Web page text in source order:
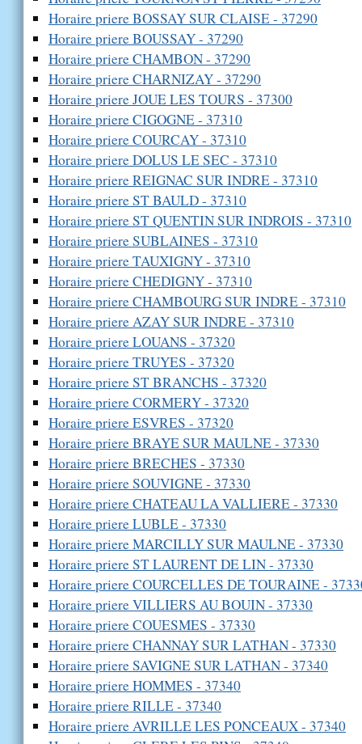
Horaire priere BOSSAY SUR CLAISE - 37290
Horaire priere BOUSSAY - 37290
Horaire priere CHAMBON - 37290
Horaire priere CHARNIZAY - 37290
Horaire priere JOUE LES TOURS - 37300
Horaire priere CIGOGNE - 37310
Horaire priere COURCAY - 37310
Horaire priere DOLUS LE SEC - 37310
Horaire priere REIGNAC SUR INDRE - 37310
Horaire priere ST BAULD - 37310
Horaire priere ST QUENTIN SUR INDROIS - 37310
Horaire priere SUBLAINES - 37310
Horaire priere TAUXIGNY - 37310
Horaire priere CHEDIGNY - 37310
Horaire priere CHAMBOURG SUR INDRE - 37310
Horaire priere AZAY SUR INDRE - 37310
Horaire priere LOUANS - 37320
Horaire priere TRUYES - 37320
Horaire priere ST BRANCHS - 37320
Horaire priere CORMERY - 37320
Horaire priere ESVRES - 37320
Horaire priere BRAYE SUR MAULNE - 37330
Horaire priere BRECHES - 37330
Horaire priere SOUVIGNE - 37330
Horaire priere CHATEAU LA VALLIERE - 37330
Horaire priere LUBLE - 37330
Horaire priere MARCILLY SUR MAULNE - 37330
Horaire priere ST LAURENT DE LIN - 37330
Horaire priere COURCELLES DE TOURAINE -
Horaire priere VILLIERS AU BOUIN - 37330
Horaire priere COUESMES - 37330
Horaire priere CHANNAY SUR LATHAN - 37330
Horaire priere SAVIGNE SUR LATHAN - 37340
Horaire priere HOMMES - 37340
Horaire priere RILLE - 37340
Horaire priere AVRILLE LES PONCEAUX - 37340